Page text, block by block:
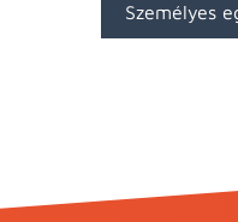
Személyes